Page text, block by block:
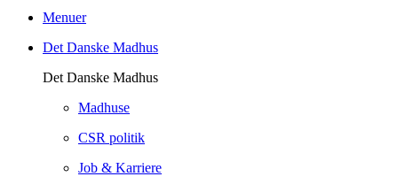
Menuer
Det Danske Madhus
Det Danske Madhus
Madhuse
CSR politik
Job & Karriere